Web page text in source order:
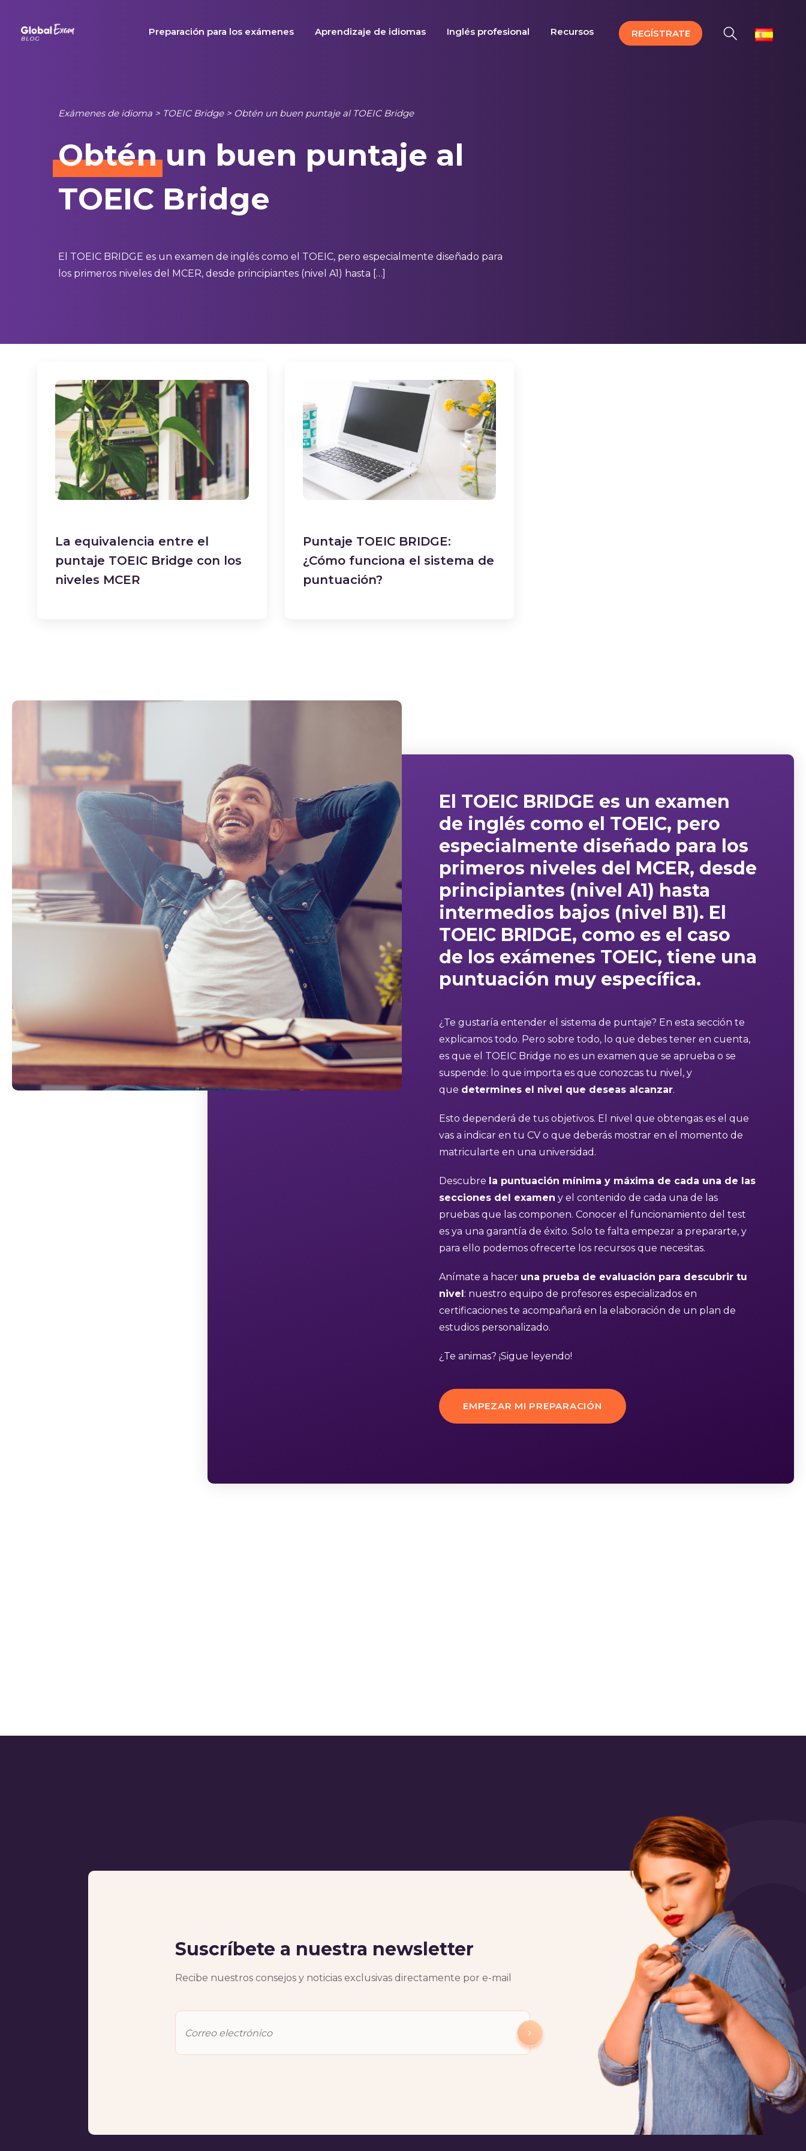
content
Preparación para los exámenes Aprendizaje de idiomas Inglés profesional Recursos REGÍSTRATE
Exámenes de idioma > TOEIC Bridge> Obtén un buen puntaje al TOEIC Bridge
Obténun buen puntaje al
TOEIC Bridge
El TOEIC BRIDGE es un examen de inglés como el TOEIC, pero especialmente diseñado para
los primeros niveles del MCER, desde principiantes (nivel A1) hasta […]
La equivalencia entre el
puntaje TOEIC Bridge con los
niveles MCER
Puntaje TOEIC BRIDGE:
¿Cómo funciona el sistema de
puntuación?
El TOEIC BRIDGE es un examen
de inglés como el TOEIC, pero
especialmente diseñado para los
primeros niveles del MCER, desde
principiantes (nivel A1) hasta
intermedios bajos (nivel B1). El
TOEIC BRIDGE, como es el caso
de los exámenes TOEIC, tiene una
puntuación muy específica.
¿Te gustaría entender el sistema de puntaje? En esta sección te
explicamos todo. Pero sobre todo, lo que debes tener en cuenta,
es que el TOEIC Bridge no es un examen que se aprueba o se
suspende: lo que importa es que conozcas tu nivel, y
que determines el nivel que deseas alcanzar.
Esto dependerá de tus objetivos. El nivel que obtengas es el que
vas a indicar en tu CV o que deberás mostrar en el momento de
matricularte en una universidad.
Descubre la puntuación mínima y máxima de cada una de las
secciones del examen y el contenido de cada una de las
pruebas que las componen. Conocer el funcionamiento del test
es ya una garantía de éxito. Solo te falta empezar a prepararte, y
para ello podemos ofrecerte los recursos que necesitas.
Anímate a hacer una prueba de evaluación para descubrir tu
nivel: nuestro equipo de profesores especializados en
certificaciones te acompañará en la elaboración de un plan de
estudios personalizado.
¿Te animas? ¡Sigue leyendo!
EMPEZAR MI PREPARACIÓN
Suscríbete a nuestra newsletter
Recibe nuestros consejos y noticias exclusivas directamente por e-mail